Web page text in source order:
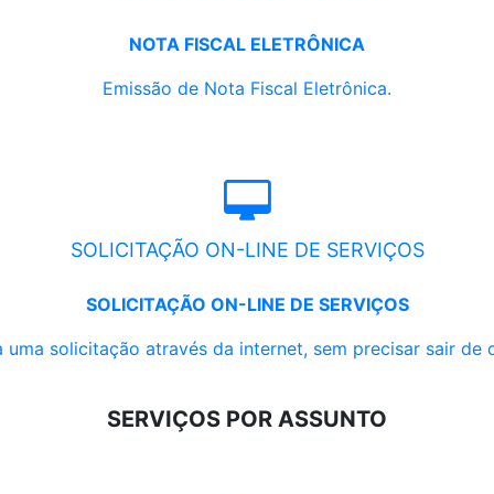
NOTA FISCAL ELETRÔNICA
Emissão de Nota Fiscal Eletrônica.
SOLICITAÇÃO ON-LINE DE SERVIÇOS
SOLICITAÇÃO ON-LINE DE SERVIÇOS
uma solicitação através da internet, sem precisar sair de
SERVIÇOS POR ASSUNTO